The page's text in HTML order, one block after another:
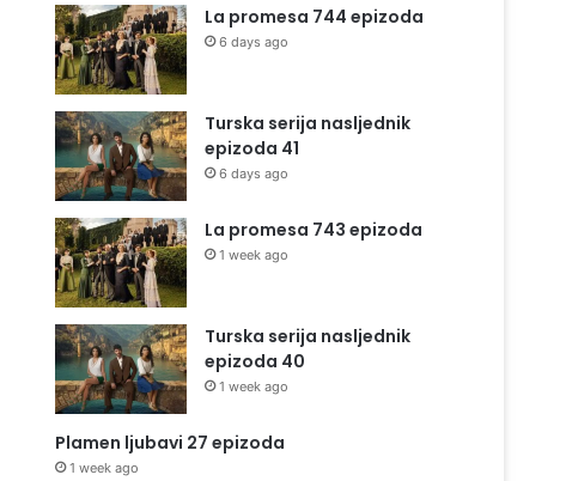
La promesa 744 epizoda
6 days ago
Turska serija nasljednik
epizoda 41
6 days ago
La promesa 743 epizoda
1 week ago
Turska serija nasljednik
epizoda 40
1 week ago
Plamen ljubavi 27 epizoda
1 week ago